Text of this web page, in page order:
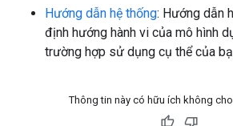
Hướng dẫn hệ thống: Hướng dẫn
định hướng hành vi của mô hình
trường hợp sử dụng cụ thể của
Thông tin này có hữu ích không